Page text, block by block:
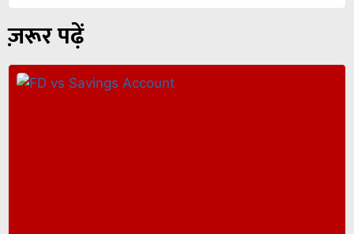
ज़रूर पढ़ें